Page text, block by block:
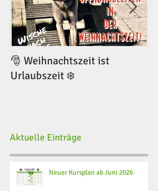
🎅 Weihnachtszeit ist
Urlaubszeit ❄️
Aktuelle Einträge
Neuer Kursplan ab Juni 2026